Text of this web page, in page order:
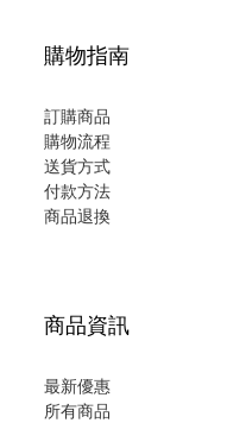
購物指南
訂購商品
購物流程
送貨方式
付款方法
商品退換
商品資訊
最新優惠
所有商品